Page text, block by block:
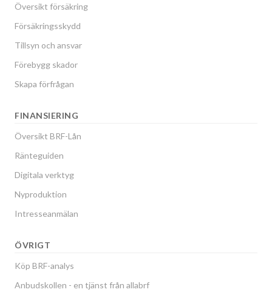
Översikt försäkring
Försäkringsskydd
Tillsyn och ansvar
Förebygg skador
Skapa förfrågan
FINANSIERING
Översikt BRF-Lån
Ränteguiden
Digitala verktyg
Nyproduktion
Intresseanmälan
ÖVRIGT
Köp BRF-analys
Anbudskollen - en tjänst från allabrf